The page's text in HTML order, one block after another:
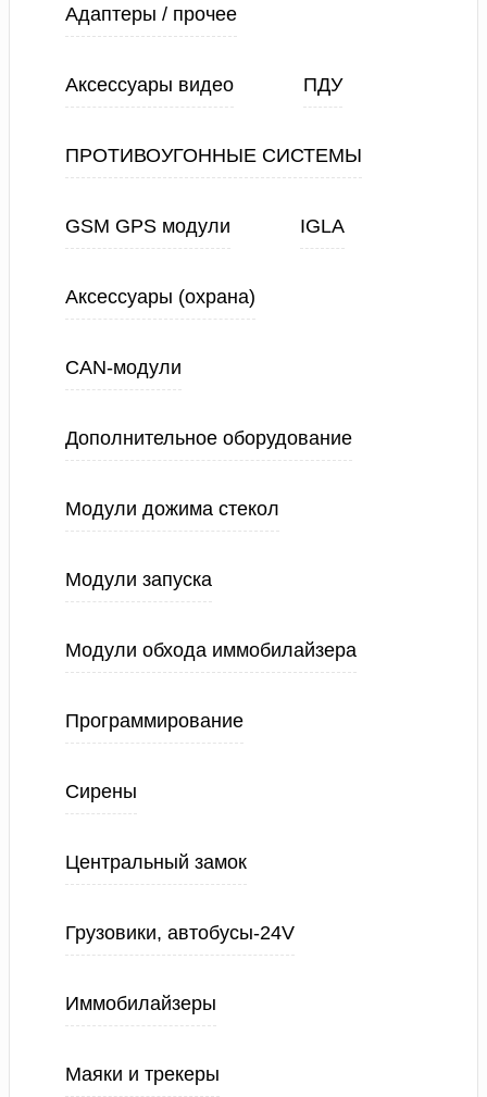
Адаптеры / прочее
Аксессуары видео ПДУ
ПРОТИВОУГОННЫЕ СИСТЕМЫ
GSM GPS модули IGLA
Аксессуары (охрана)
CAN-модули
Дополнительное оборудование
Модули дожима стекол
Модули запуска
Модули обхода иммобилайзера
Программирование
Сирены
Центральный замок
Грузовики, автобусы-24V
Иммобилайзеры
Маяки и трекеры